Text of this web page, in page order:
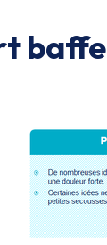
baffe